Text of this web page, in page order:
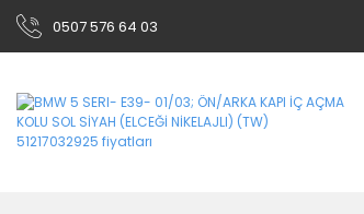
0507 576 64 03